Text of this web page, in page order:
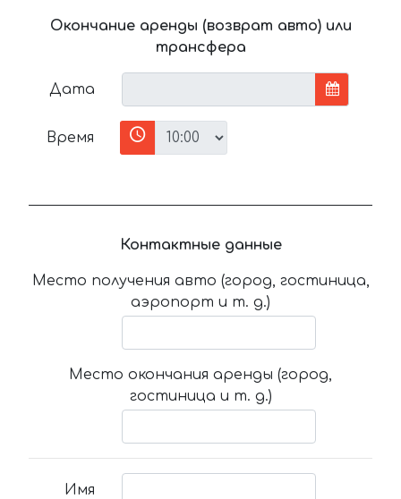
Окончание аренды (возврат авто) или
трансфера
Дата
Время
Контактные данные
Место получения авто (город, гостиница,
аэропорт и т. д.)
Место окончания аренды (город,
гостиница и т. д.)
Имя